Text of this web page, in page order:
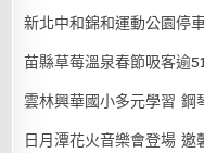
新北中和錦和運動公園停
苗縣草莓溫泉春節吸客逾
雲林興華國小多元學習 鋼
日月潭花火音樂會登場 邀